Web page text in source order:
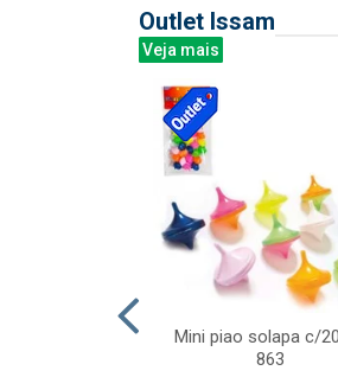
Outlet Issam
Veja mais
Mini piao solapa c/
863